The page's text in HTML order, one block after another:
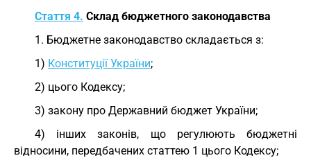
Стаття 4. Склад бюджетного законодавства
1. Бюджетне законодавство складається з:
1) Конституції України;
2) цього Кодексу;
3) закону про Державний бюджет України;
4) інших законів, що регулюють бюджетні
відносини, передбачених статтею 1 цього Кодексу;